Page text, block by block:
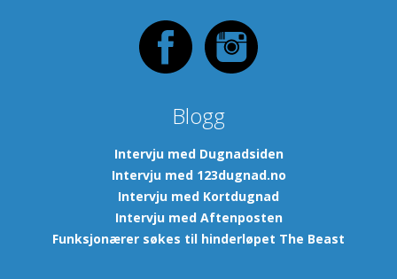
Blogg
Intervju med Dugnadsiden
Intervju med 123dugnad.no
Intervju med Kortdugnad
Intervju med Aftenposten
Funksjonærer søkes til hinderløpet The Beast